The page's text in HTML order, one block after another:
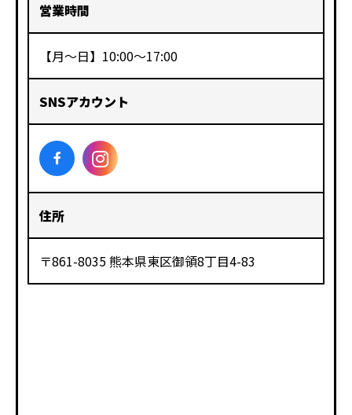
営業時間
【月〜日】10:00〜17:00
SNSアカウント
住所
〒861-8035 熊本県東区御領8丁目4-83